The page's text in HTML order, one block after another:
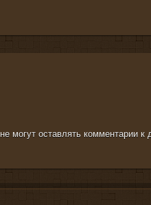
могут оставлять комментарии к